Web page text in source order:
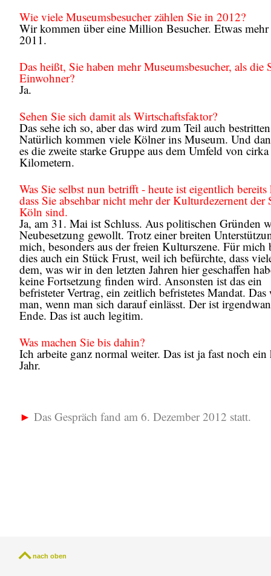
Wie viele Museumsbesucher zählen Sie in 2012?
Wir kommen über eine Million Besucher. Etwas mehr
2011.
Das heißt, Sie haben mehr Museumsbesucher, als die
Einwohner?
Ja.
Sehen Sie sich damit als Wirtschaftsfaktor?
Das sehe ich so, aber das wird zum Teil auch
Natürlich kommen viele Kölner ins Museum. Und
es die zweite starke Gruppe aus dem Umfeld von
Kilometern.
Was Sie selbst nun betrifft - heute ist eigentlich bereits
dass Sie absehbar nicht mehr der Kulturdezernent der
Köln sind.
Ja, am 31. Mai ist Schluss. Aus politischen Gründen
Neubesetzung gewollt. Trotz einer breiten
mich, besonders aus der freien Kulturszene. Für mich
dies auch ein Stück Frust, weil ich befürchte, dass
dem, was wir in den letzten Jahren hier geschaffen
keine Fortsetzung finden wird. Ansonsten ist das ein
befristeter Vertrag, ein zeitlich befristetes Mandat. Das
man, wenn man sich darauf einlässt. Der ist
Ende. Das ist auch legitim.
Was machen Sie bis dahin?
Ich arbeite ganz normal weiter. Das ist ja fast noch ein
Jahr.
► Das Gespräch fand am 6. Dezember 2012 statt.
nach oben